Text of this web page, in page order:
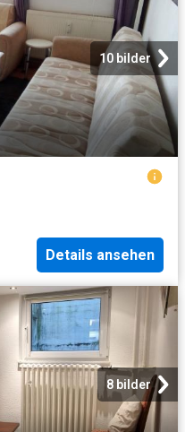
10 bilder
Details ansehen
8 bilder